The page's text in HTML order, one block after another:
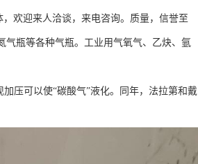
欢迎来人洽谈，来电咨询。质量，信誉至
气瓶等各种气瓶。工业用气氧气、乙炔、氩
加压可以使“碳酸气”液化。同年，法拉第和戴